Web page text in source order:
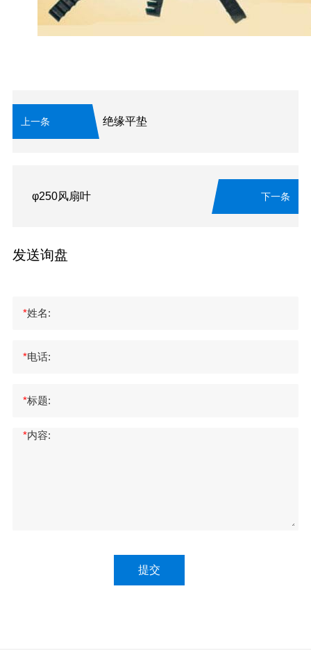
上一条 绝缘平垫
φ250风扇叶 下一条
发送询盘
*姓名:
*电话:
*标题:
*内容:
提交